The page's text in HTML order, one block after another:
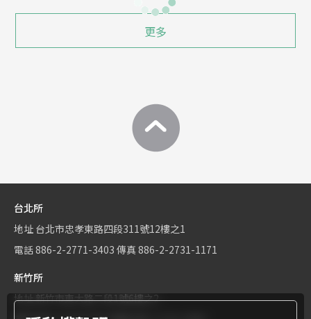
更多
台北所
地址 台北市忠孝東路四段311號12樓之1
電話886-2-2771-3403 傳真 886-2-2731-1171
新竹所
地址新竹市東大路二段1號6樓之2